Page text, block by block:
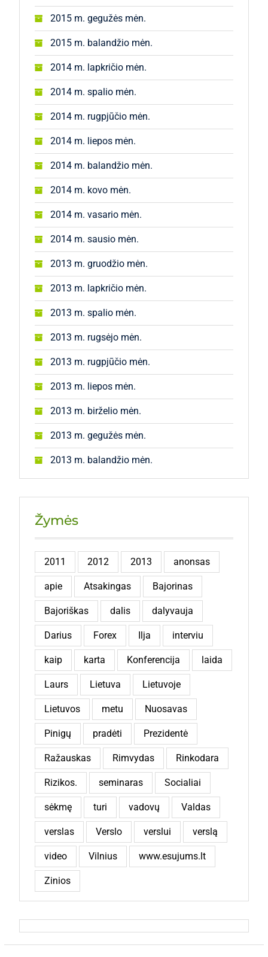
2015 m. gegužės mėn.
2015 m. balandžio mėn.
2014 m. lapkričio mėn.
2014 m. spalio mėn.
2014 m. rugpjūčio mėn.
2014 m. liepos mėn.
2014 m. balandžio mėn.
2014 m. kovo mėn.
2014 m. vasario mėn.
2014 m. sausio mėn.
2013 m. gruodžio mėn.
2013 m. lapkričio mėn.
2013 m. spalio mėn.
2013 m. rugsėjo mėn.
2013 m. rugpjūčio mėn.
2013 m. liepos mėn.
2013 m. birželio mėn.
2013 m. gegužės mėn.
2013 m. balandžio mėn.
Žymės
2011 2012 2013 anonsas
apie Atsakingas Bajorinas
Bajoriškas dalis dalyvauja
Darius Forex Ilja interviu
kaip karta Konferencija laida
Laurs Lietuva Lietuvoje
Lietuvos metu Nuosavas
Pinigų pradėti Prezidentė
Ražauskas Rimvydas Rinkodara
Rizikos. seminaras Socialiai
sėkmę turi vadovų Valdas
verslas Verslo verslui verslą
video Vilnius www.esujums.lt
Zinios